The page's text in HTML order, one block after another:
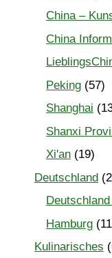
China –
China
Peking (57)
Shanghai
Shanxi
Xi'an (19)
Deutschland
Hamburg
Kulinarisches